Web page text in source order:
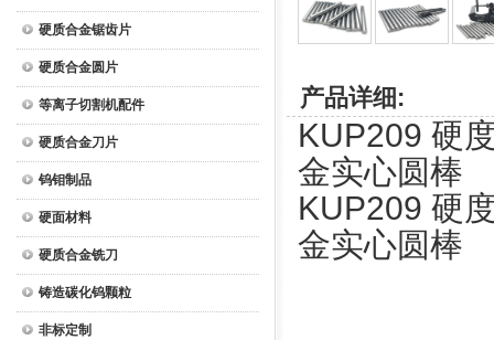
硬质合金锯齿片
硬质合金圆片
等离子切割机配件
硬质合金刀片
钨钼制品
硬面材料
硬质合金铣刀
铸造碳化钨颗粒
非标定制
产品详细:
KUP209 硬
金实心圆棒
KUP209 硬
金实心圆棒